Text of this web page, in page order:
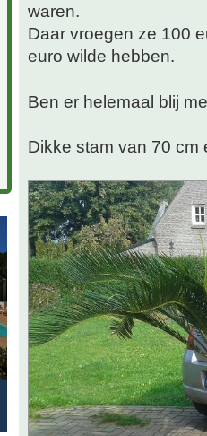
waren.
Daar vroegen ze 100
euro wilde hebben.
Ben er helemaal blij
Dikke stam van 70 cm